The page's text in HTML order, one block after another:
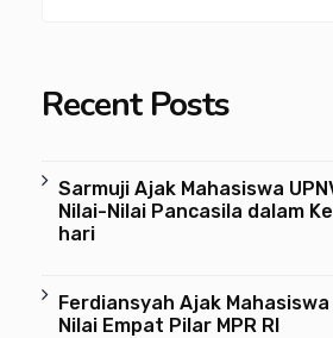
Recent Posts
Sarmuji Ajak Mahasiswa
Nilai-Nilai Pancasila dalam
hari
Ferdiansyah Ajak Mahasiswa
Nilai Empat Pilar MPR RI